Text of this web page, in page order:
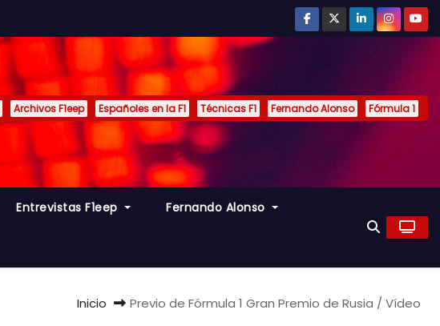
Archivos F1eep Españoles en la F1 Técnicas F1 Fernando Alonso Fórmula 1
Entrevistas F1eep Fernando Alonso
Inicio Previo de Fórmula 1 Gran Premio de Rusia / Vídeo